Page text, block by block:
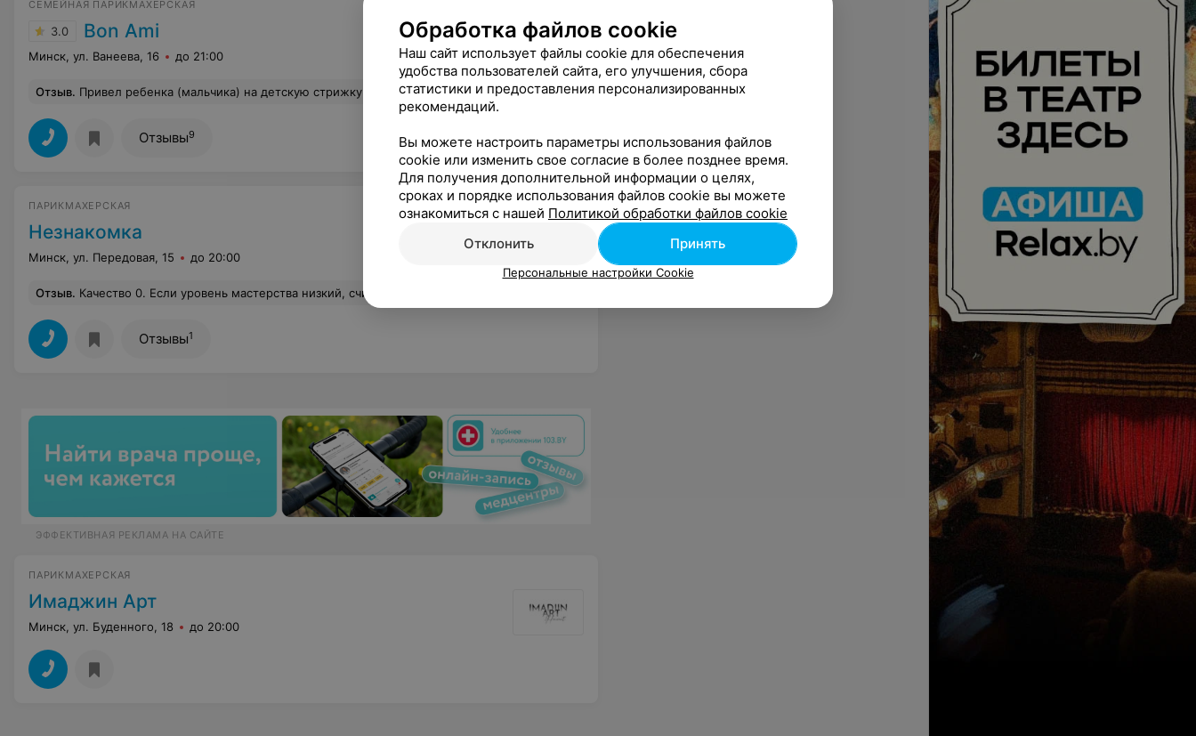
СЕМЕЙНАЯ ПАРИКМАХЕРСКАЯ
3.0 Bon Ami
Минск, ул. Ванеева, 16 до 21:00
Отзыв. Привел ребенка (мальчика) на детскую стрижку 23.08.2018. Мастер Людмила в процессе стрижки периодически вырывала волосы, на замечание ребенка, что ему больно, начала его унижать, говорить, что он хуже девчонки и тому подобное. На мою просьбу убрать "антенки", заявила, что волос жесткий, постричь аккуратно нельзя. Ужасно! Еще
Отзывы9
ПАРИКМАХЕРСКАЯ
Незнакомка
Минск, ул. Передовая, 15 до 20:00
Отзыв. Качество 0. Если уровень мастерства низкий, считаю, что нужно реально оценивать возможности и предупреждать клиентов, а не браться за работу. Больше не пойду и другим не советую.
Отзывы1
ЭФФЕКТИВНАЯ РЕКЛАМА НА САЙТЕ
ПАРИКМАХЕРСКАЯ
Имаджин Арт
Минск, ул. Буденного, 18 до 20:00
Обработка файлов cookie
Наш сайт использует файлы cookie для обеспечения
удобства пользователей сайта, его улучшения, сбора
статистики и предоставления персонализированных
рекомендаций.
Вы можете настроить параметры использования файлов
cookie или изменить свое согласие в более позднее время.
Для получения дополнительной информации о целях,
сроках и порядке использования файлов cookie вы можете
ознакомиться с нашей Политикой обработки файлов cookie
Отклонить
Принять
Персональные настройки Cookie